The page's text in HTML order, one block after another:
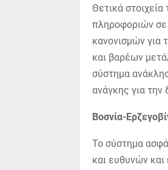
Θετικά στοιχεία
πληροφοριών σε
κανονισμών για
και βαρέων
σύστημα
ανάγκης για την
Βοσνία-
Το σύστημα
και ευθυνών